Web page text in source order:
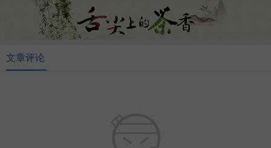
文章评论